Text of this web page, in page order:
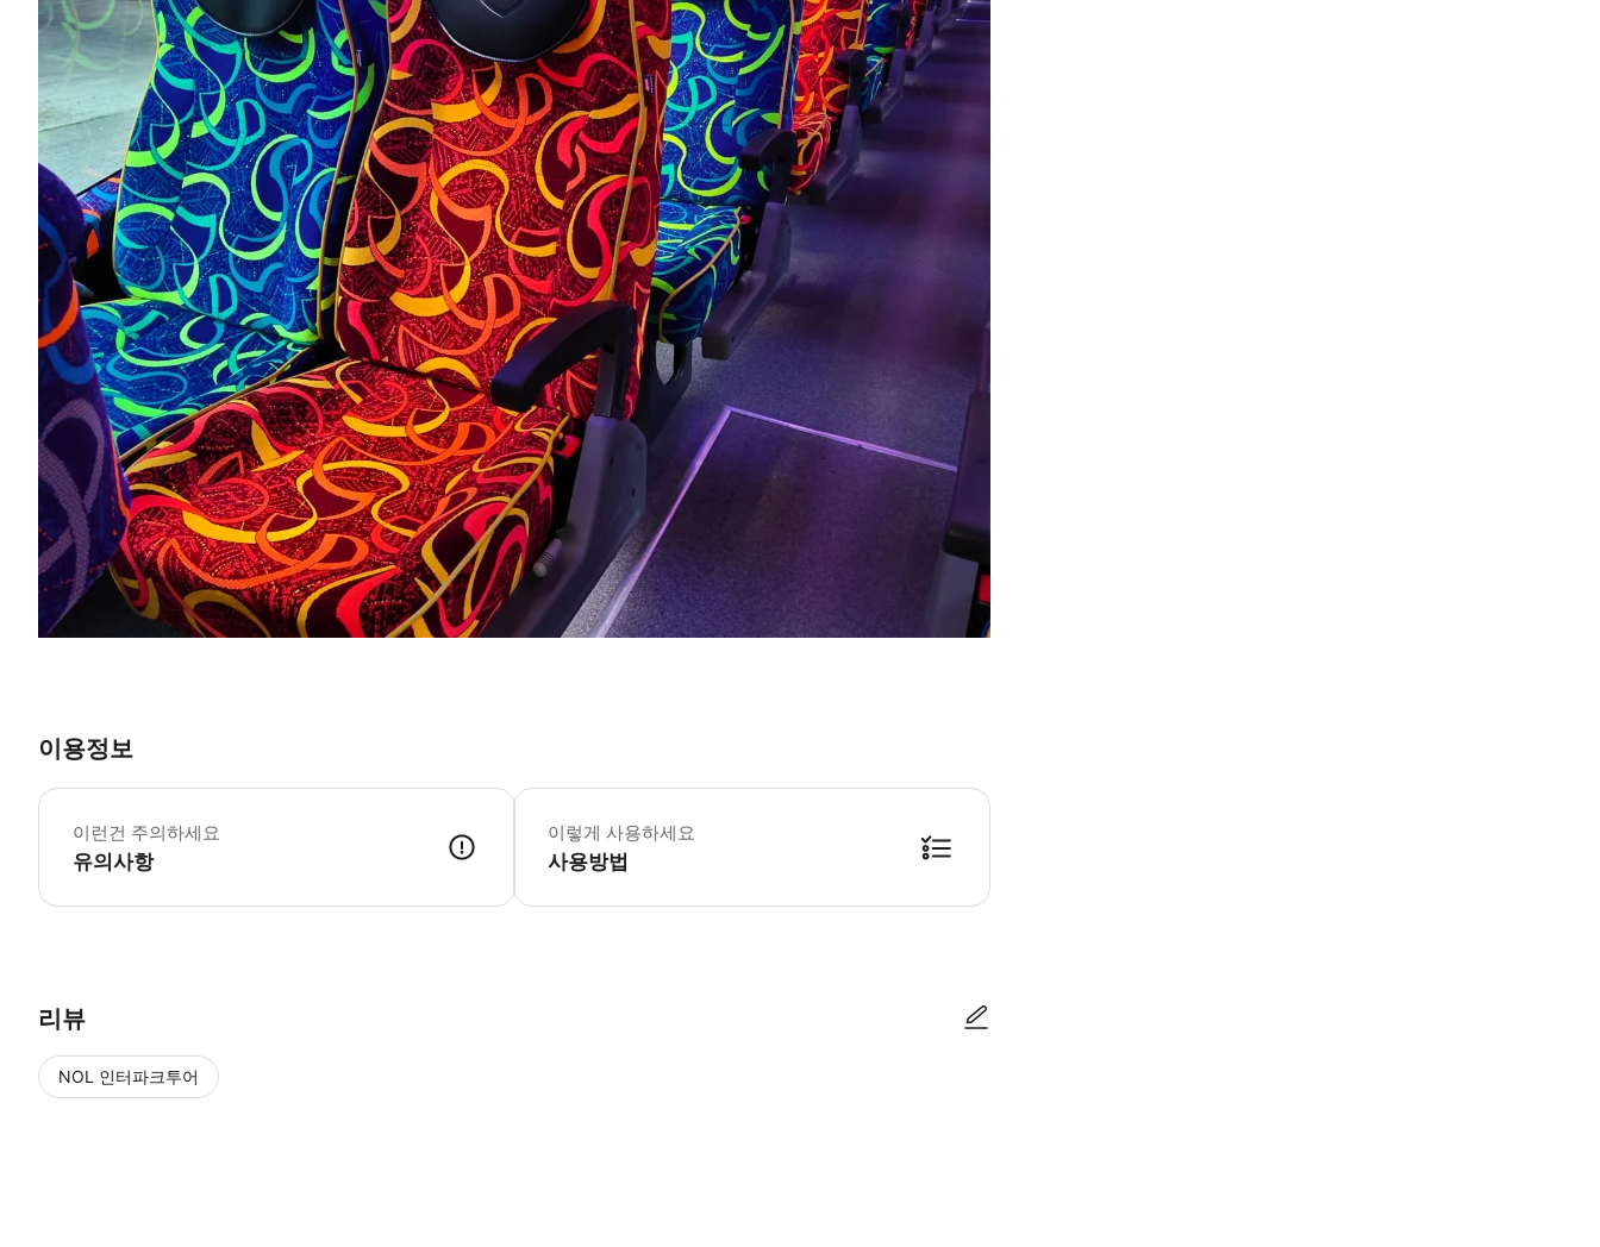
이용정보
이런건 주의하세요
유의사항
- 출발 경로 & 일정 * 페낭 * 출발 장소: 페낭 숭가이 니봉 버스 터미널 * 하차 장소: 터미널 프리지아, 버스 터미널 타나 라타 * 페낭에서 카메론 하이랜드
- 이용요건 * 만 3세 초과 아동은 성인과 동일한 요금이 적용됩니다. * 만 0-2세는 별도의 좌석이 필요하지 않은 경우 무료로 이동/탑승할 수 있습니다.
- 추가정보 * 차량 내 음식물 섭취는 엄격하게 금지됩니다. * 대중교통 서비스이므로 좌석 배정은 선착순입니다. * 휠체어 수용이 불가능한 차량입니다. *
- 예약확정 * 영업일 기준 1일 이내에 예약 확정 여부를 안내해 드립니다. 안내를 받지 못한 경우, 고객센터로 문의해주세요.
- 예약 조건 및 유의사항 * 모든 탑승객은 탑승 전 반드시 여행 증명서(여권, 신분증, 유효한 비자)를 준비하셔야 합니다.
- 고지
이렇게 사용하세요
사용방법
리뷰
NOL 인터파크투어